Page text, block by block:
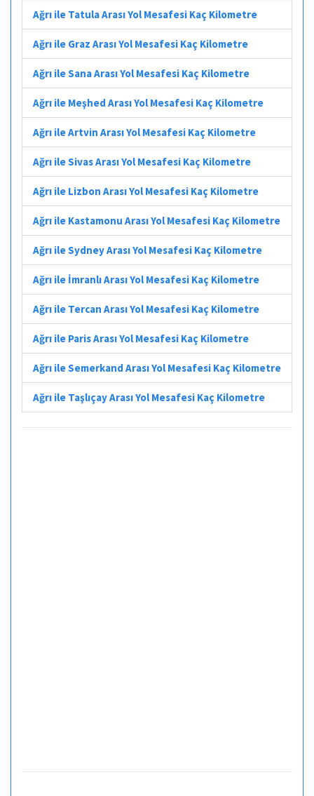
Ağrı ile Tatula Arası Yol Mesafesi Kaç Kilometre
Ağrı ile Graz Arası Yol Mesafesi Kaç Kilometre
Ağrı ile Sana Arası Yol Mesafesi Kaç Kilometre
Ağrı ile Meşhed Arası Yol Mesafesi Kaç Kilometre
Ağrı ile Artvin Arası Yol Mesafesi Kaç Kilometre
Ağrı ile Sivas Arası Yol Mesafesi Kaç Kilometre
Ağrı ile Lizbon Arası Yol Mesafesi Kaç Kilometre
Ağrı ile Kastamonu Arası Yol Mesafesi Kaç Kilometre
Ağrı ile Sydney Arası Yol Mesafesi Kaç Kilometre
Ağrı ile İmranlı Arası Yol Mesafesi Kaç Kilometre
Ağrı ile Tercan Arası Yol Mesafesi Kaç Kilometre
Ağrı ile Paris Arası Yol Mesafesi Kaç Kilometre
Ağrı ile Semerkand Arası Yol Mesafesi Kaç Kilometre
Ağrı ile Taşlıçay Arası Yol Mesafesi Kaç Kilometre